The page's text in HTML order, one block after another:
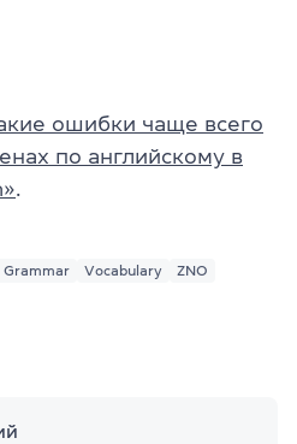
ошибки чаще всего
по английскому в
.
Grammar Vocabulary ZNO